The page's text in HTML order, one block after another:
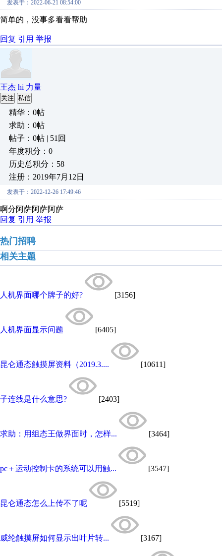
发表于：2022-06-21 08:54:00
简单的，没事多看看帮助
回复 引用 举报
王杰 hi 力量
关注 私信
精华：0帖
求助：0帖
帖子：0帖 | 51回
年度积分：0
历史总积分：58
注册：2019年7月12日
发表于：2022-12-26 17:49:46
啊分阿萨阿萨阿萨
回复 引用 举报
热门招聘
相关主题
人机界面哪个牌子的好? [3156]
人机界面显示问题 [6405]
昆仑通态触摸屏资料（2019.3.... [10611]
子连线是什么意思? [2403]
求助：用组态王做界面时，怎样... [3464]
pc＋运动控制卡的系统可以用触... [3547]
昆仑通态怎么上传不了呢 [5519]
威纶触摸屏如何显示出叶片转... [3167]